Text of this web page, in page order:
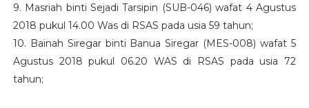
9. Masriah binti Sejadi Tarsipin (SUB-046) wafat 4 Agustus
2018 pukul 14.00 Was di RSAS pada usia 59 tahun;
10. Bainah Siregar binti Banua Siregar (MES-008) wafat 5
Agustus 2018 pukul 06.20 WAS di RSAS pada usia 72
tahun;